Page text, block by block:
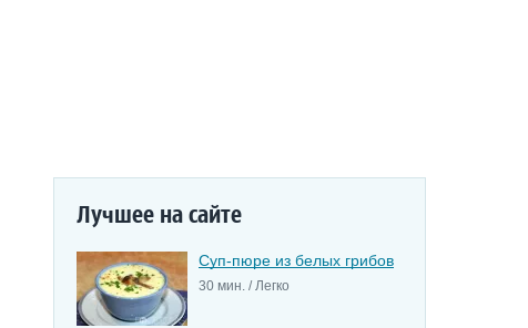
Лучшее на сайте
Суп-пюре из белых грибов
30 мин. / Легко